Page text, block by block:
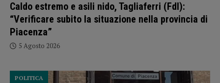
Caldo estremo e asili nido, Tagliaferri (FdI):
“Verificare subito la situazione nella provincia di
Piacenza”
5 Agosto 2026
POLITICA